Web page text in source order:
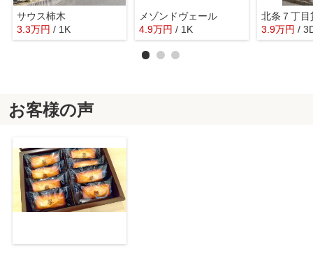
サウス柿木
3.3万円 / 1K
メゾンドヴェール
4.9万円 / 1K
北条７丁目
3.9万円 /
お客様の声